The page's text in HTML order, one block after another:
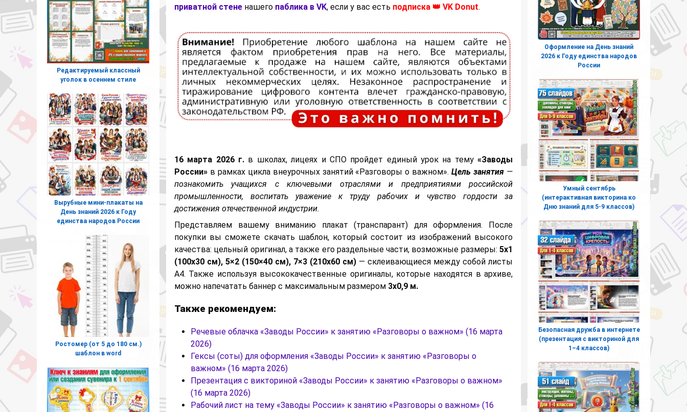
приватной стене нашего паблика в VK, если у вас есть подписка 👑 VK Donut.
16 марта 2026 г. в школах, лицеях и СПО пройдет единый урок на тему«Заводы
России» в рамках цикла внеурочных занятий «Разговоры о важном».Цель занятия —
познакомить учащихся с ключевыми отраслями и предприятиями российской
промышленности, воспитать уважение к труду рабочих и чувство гордости за
достижения отечественной индустрии.
Представляем вашему вниманию плакат (транспарант) для оформления. После
покупки вы сможете скачать шаблон, который состоит из изображений высокого
качества: цельный оригинал, а также его раздельные части, возможные размеры: 5х1
(100х30 см), 5×2 (150×40 см), 7×3 (210х60 см) — склеивающиеся между собой листы
А4. Также используя высококачественные оригиналы, которые находятся в архиве,
можно напечатать баннер с максимальным размером 3х0,9 м.
Также рекомендуем:
Речевые облачка «Заводы России» к занятию «Разговоры о важном» (16 марта
2026)
Гексы (соты) для оформления «Заводы России» к занятию «Разговоры о
важном» (16 марта 2026)
Презентация с викториной «Заводы России» к занятию «Разговоры о важном»
(16 марта 2026)
Рабочий лист на тему «Заводы России» к занятию «Разговоры о важном» (16
Редактируемый классный
уголок в осеннем стиле
Вырубные мини-плакаты на
День знаний 2026 к Году
единства народов России
Ростомер (от 5 до 180 см.)
шаблон в word
Оформление на День знаний
2026 к Году единства народов
России
Умный сентябрь
(интерактивная викторина ко
Дню знаний для 5-9 классов)
Безопасная дружба в интернете
(презентация с викториной для
1–4 классов)